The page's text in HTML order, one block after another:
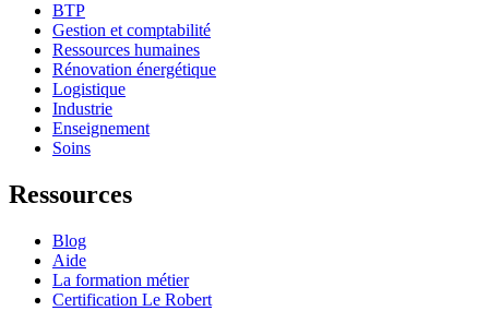
BTP
Gestion et comptabilité
Ressources humaines
Rénovation énergétique
Logistique
Industrie
Enseignement
Soins
Ressources
Blog
Aide
La formation métier
Certification Le Robert